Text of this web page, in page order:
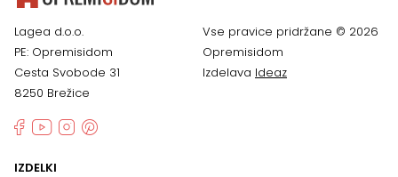
Lagea d.o.o.
PE: Opremisidom
Cesta Svobode 31
8250 Brežice
Vse pravice pridržane © 2026
Opremisidom
Izdelava Ideaz
IZDELKI